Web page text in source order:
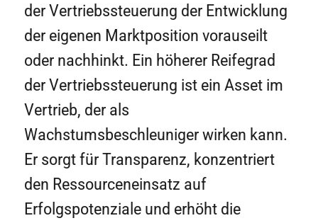
der Vertriebssteuerung der Entwicklung
der eigenen Marktposition vorauseilt
oder nachhinkt. Ein höherer Reifegrad
der Vertriebssteuerung ist ein Asset im
Vertrieb, der als
Wachstumsbeschleuniger wirken kann.
Er sorgt für Transparenz, konzentriert
den Ressourceneinsatz auf
Erfolgspotenziale und erhöht die